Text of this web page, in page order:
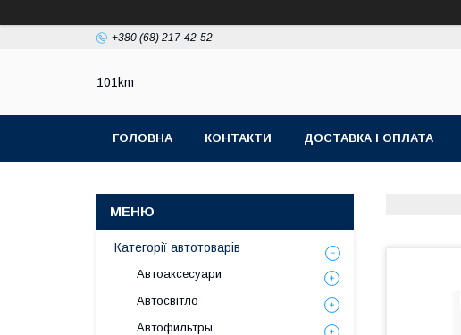
+380 (68) 217-42-52
101km
ГОЛОВНА КОНТАКТИ ДОСТАВКА І ОПЛАТА
Категорії автотоварів
Автоаксесуари
Автосвітло
Автофильтры